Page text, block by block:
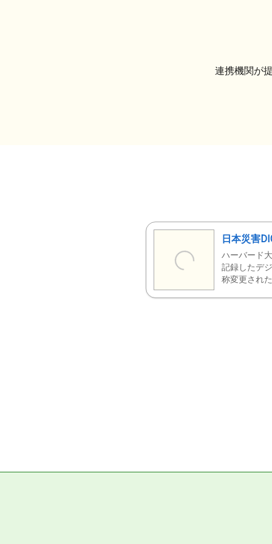
連携機関が
日本災害
ハーバード
記録したデ
称変更された